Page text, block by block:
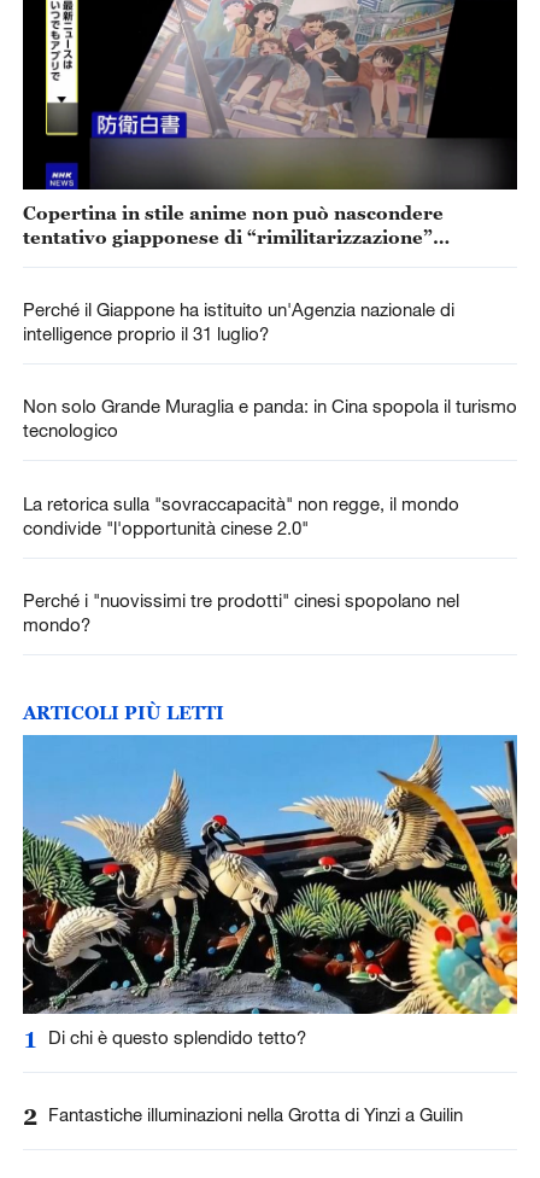
Copertina in stile anime non può nascondere
tentativo giapponese di “rimilitarizzazione”
Perché il Giappone ha istituito un'Agenzia nazionale di
intelligence proprio il 31 luglio?
Non solo Grande Muraglia e panda: in Cina spopola il turismo
tecnologico
La retorica sulla "sovraccapacità" non regge, il mondo
condivide "l'opportunità cinese 2.0"
Perché i "nuovissimi tre prodotti" cinesi spopolano nel
mondo?
ARTICOLI PIÙ LETTI
1 Di chi è questo splendido tetto?
2 Fantastiche illuminazioni nella Grotta di Yinzi a Guilin